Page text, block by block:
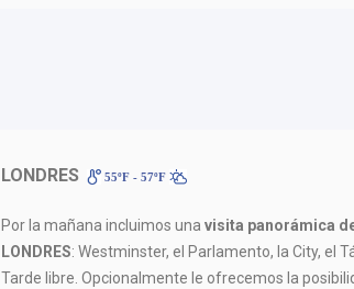
LONDRES 55ºF - 57ºF
Por la mañana incluimos una visita panorámica
LONDRES: Westminster, el Parlamento, la City, el
Tarde libre. Opcionalmente le ofrecemos la